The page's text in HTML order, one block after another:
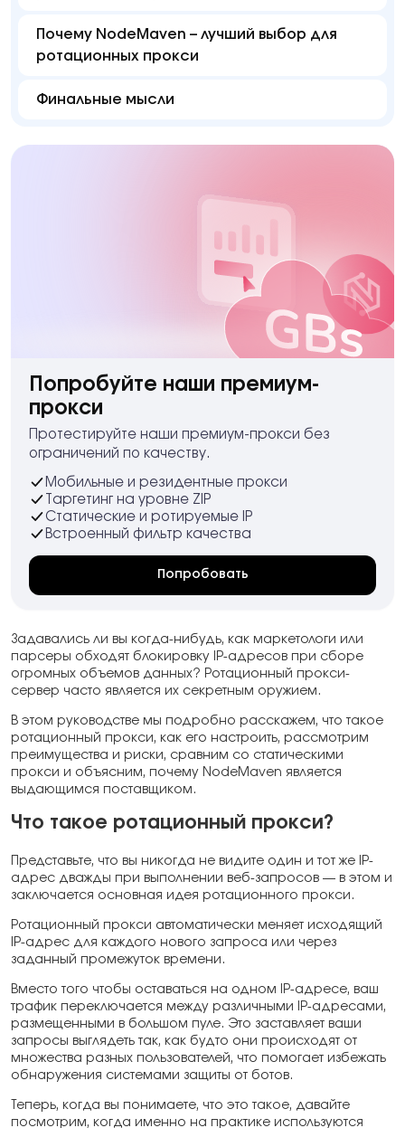
Почему NodeMaven – лучший выбор для
ротационных прокси
Финальные мысли
Попробуйте наши премиум-
прокси
Протестируйте наши премиум-прокси без
ограничений по качеству.
Мобильные и резидентные прокси
Таргетинг на уровне ZIP
Статические и ротируемые IP
Встроенный фильтр качества
Попробовать
Задавались ли вы когда-нибудь, как маркетологи или
парсеры обходят блокировку IP-адресов при сборе
огромных объемов данных? Ротационный прокси-
сервер часто является их секретным оружием.
В этом руководстве мы подробно расскажем, что такое
ротационный прокси, как его настроить, рассмотрим
преимущества и риски, сравним со статическими
прокси и объясним, почему NodeMaven является
выдающимся поставщиком.
Что такое ротационный прокси?
Представьте, что вы никогда не видите один и тот же IP-
адрес дважды при выполнении веб-запросов — в этом и
заключается основная идея ротационного прокси.
Ротационный прокси автоматически меняет исходящий
IP-адрес для каждого нового запроса или через
заданный промежуток времени.
Вместо того чтобы оставаться на одном IP-адресе, ваш
трафик переключается между различными IP-адресами,
размещенными в большом пуле. Это заставляет ваши
запросы выглядеть так, как будто они происходят от
множества разных пользователей, что помогает избежать
обнаружения системами защиты от ботов.
Теперь, когда вы понимаете, что это такое, давайте
посмотрим, когда именно на практике используются